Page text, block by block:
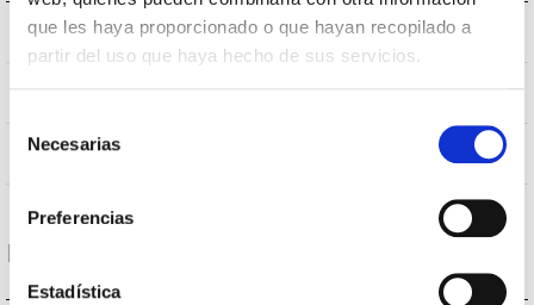
que les haya proporcionado o que hayan recopilado a
partir del uso que haya hecho de sus servicios.
Necesarias
Preferencias
Estadística
Colour temperature 5.000K
Optical S030L2P
Housing and Finish